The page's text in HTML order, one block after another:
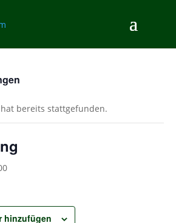
bereits stattgefunden.
hinzufügen